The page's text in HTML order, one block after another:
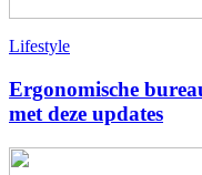
Lifestyle
Ergonomische
met deze updates